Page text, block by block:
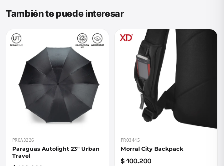
También te puede interesar
PROA3226
Paraguas Autolight 23" Urban
Travel
PRO3445
Morral City Backpack
$ 100.200